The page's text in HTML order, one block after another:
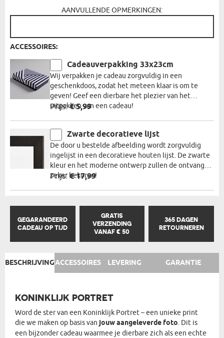
AANVULLENDE OPMERKINGEN:
ACCESSOIRES:
Cadeauverpakking 33x23cm
Wij verpakken je cadeau zorgvuldig in een
geschenkdoos, zodat het meteen klaar is om te
geven! Geef een dierbare het plezier van het
uitpakken van een cadeau!
Prijs:€ 5,99
Zwarte decoratieve lijst
De door u bestelde afbeelding wordt zorgvuldig
ingelijst in een decoratieve houten lijst. De zwarte
kleur en het moderne ontwerp zullen de ontvanger
zeker bekoren!
Prijs:€ 17,99
GEGARANDEERD
CADEAU OP TIJD
GRATIS
VERZENDING
VANAF € 50
365 DAGEN
RETOURNEREN
BESCHRIJVINGACCESSOIRES LEVERING GARANTIE
KONINKLIJK PORTRET
Word de ster van een Koninklijk Portret – een unieke print
die we maken op basis van jouw aangeleverde foto. Dit is
een bijzonder cadeau waarmee je dierbare zich als een echte